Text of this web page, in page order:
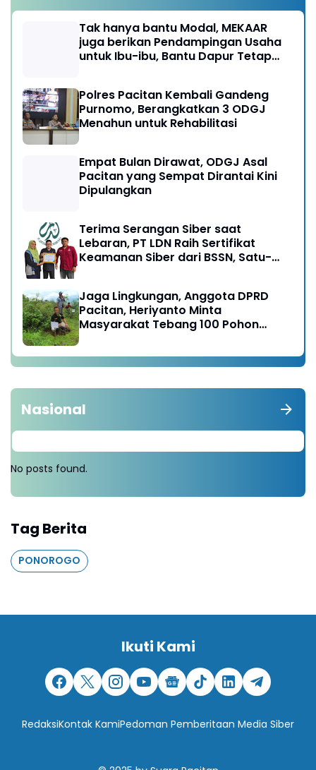
Tak hanya bantu Modal, MEKAAR
juga berikan Pendampingan Usaha
untuk Ibu-ibu, Bantu Dapur Tetap
Polres Pacitan Kembali Gandeng
Purnomo, Berangkatkan 3 ODGJ
Menahun untuk Rehabilitasi
Empat Bulan Dirawat, ODGJ Asal
Pacitan yang Sempat Dirantai Kini
Dipulangkan
Terima Serangan Siber saat
Lebaran, PT LDN Raih Sertifikat
Keamanan Siber dari BSSN, Satu-
Jaga Lingkungan, Anggota DPRD
Pacitan, Heriyanto Minta
Masyarakat Tebang 100 Pohon
Nasional
No posts found.
Tag Berita
PONOROGO
Ikuti Kami
RedaksiKontak KamiPedoman Pemberitaan Media Siber